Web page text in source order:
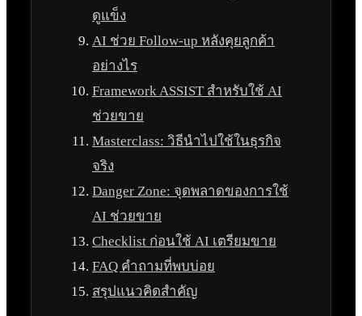
ดูแข็ง
AI ช่วย Follow-up หลังคุยลูกค้า
อย่างไร
Framework ASSIST สำหรับใช้ AI
ช่วยขาย
Masterclass: วิธีนำไปใช้ในธุรกิจ
จริง
Danger Zone: จุดพลาดของการใช้
AI ช่วยขาย
Checklist ก่อนใช้ AI เตรียมขาย
FAQ คำถามที่พบบ่อย
สรุปแนวคิดสำคัญ